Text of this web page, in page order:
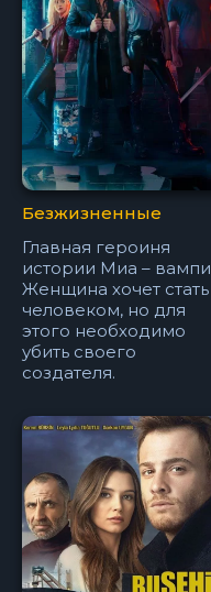
Безжизненные
Главная героиня
истории Миа –
Женщина хочет стать
человеком, но для
этого необходимо
убить своего
создателя.